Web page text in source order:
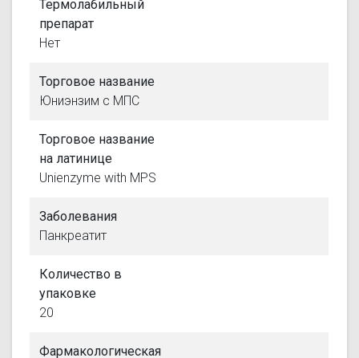
Термолабильный
препарат
Нет
Торговое название
Юниэнзим с МПС
Торговое название
на латинице
Unienzyme with MPS
Заболевания
Панкреатит
Количество в
упаковке
20
Фармакологическая